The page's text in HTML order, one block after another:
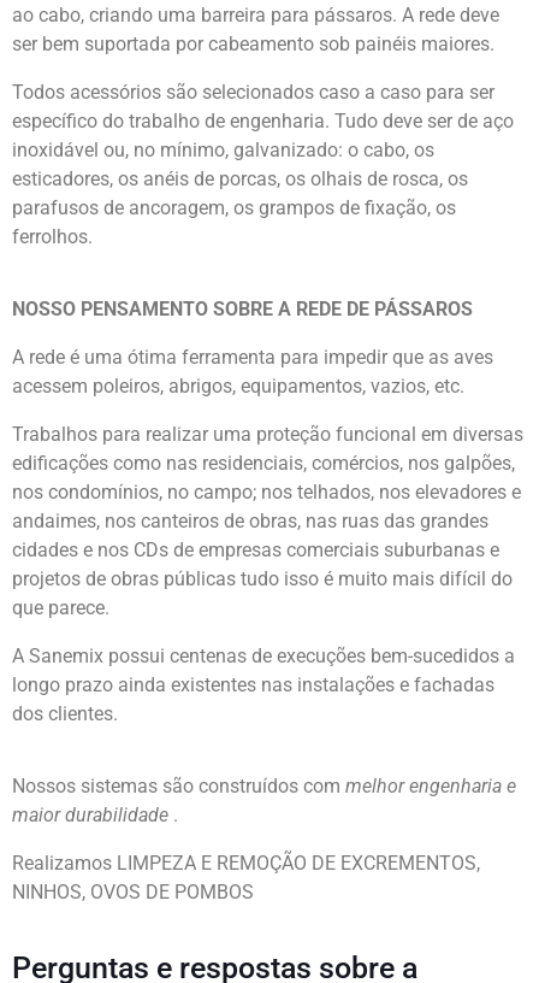
ao cabo, criando uma barreira para pássaros. A rede deve
ser bem suportada por cabeamento sob painéis maiores.
Todos acessórios são selecionados caso a caso para ser
específico do trabalho de engenharia. Tudo deve ser de aço
inoxidável ou, no mínimo, galvanizado: o cabo, os
esticadores, os anéis de porcas, os olhais de rosca, os
parafusos de ancoragem, os grampos de fixação, os
ferrolhos.
NOSSO PENSAMENTO SOBRE A REDE DE PÁSSAROS
A rede é uma ótima ferramenta para impedir que as aves
acessem poleiros, abrigos, equipamentos, vazios, etc.
Trabalhos para realizar uma proteção funcional em diversas
edificações como nas residenciais, comércios, nos galpões,
nos condomínios, no campo; nos telhados, nos elevadores e
andaimes, nos canteiros de obras, nas ruas das grandes
cidades e nos CDs de empresas comerciais suburbanas e
projetos de obras públicas tudo isso é muito mais difícil do
que parece.
A Sanemix possui centenas de execuções bem-sucedidos a
longo prazo ainda existentes nas instalações e fachadas
dos clientes.
Nossos sistemas são construídos com melhor engenharia e
maior durabilidade .
Realizamos LIMPEZA E REMOÇÃO DE EXCREMENTOS,
NINHOS, OVOS DE POMBOS
Perguntas e respostas sobre a